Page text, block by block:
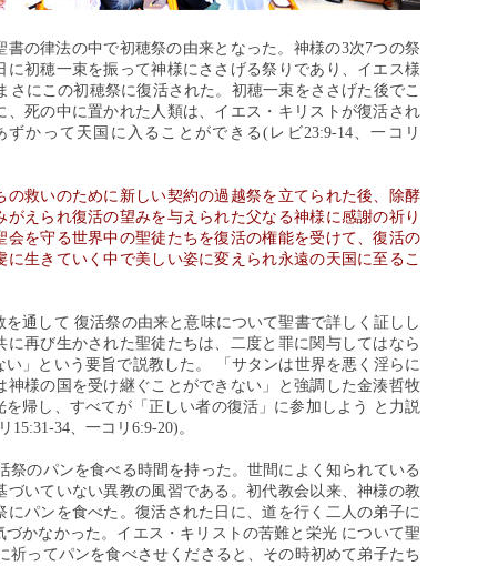
の律法の中で初穂祭の由来となった。神様の3次7つの祭
に初穂一束を振って神様にささげる祭りであり、イエス様
さにこの初穂祭に復活された。初穂一束をささげた後でこ
、死の中に置かれた人類は、イエス・キリストが復活され
かって天国に入ることができる(レビ23:9-14、一コリ
救いのために新しい契約の過越祭を立てられた後、除酵
えられ復活の望みを与えられた父なる神様に感謝の祈り
会を守る世界中の聖徒たちを復活の権能を受けて、復活の
生きていく中で美しい姿に変えられ永遠の天国に至るこ
通して 復活祭の由来と意味について聖書で詳しく証しし
再び生かされた聖徒たちは、二度と罪に関与してはなら
」という要旨で説教した。 「サタンは世界を悪く淫らに
神様の国を受け継ぐことができない」と強調した金湊哲牧
帰し、すべてが「正しい者の復活」に参加しよう と力説
15:31-34、一コリ6:9-20)。
祭のパンを食べる時間を持った。世間によく知られている
づいていない異教の風習である。初代教会以来、神様の教
パンを食べた。復活された日に、道を行く二人の弟子に
かなかった。イエス・キリストの苦難と栄光 について聖
祈ってパンを食べさせくださると、その時初めて弟子たち